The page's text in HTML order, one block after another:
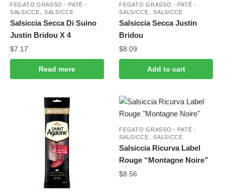
FEGATO GRASSO - PATÉ -
SALSICCE,SALSICCE
Salsiccia Secca Di Suino
Justin Bridou X 4
$7.17
Read more
FEGATO GRASSO - PATÉ -
SALSICCE,SALSICCE
Salsiccia Secca Justin
Bridou
$8.09
Add to cart
FEGATO GRASSO - PATÉ -
SALSICCE,SALSICCE
Salsiccia Ricurva Label
Rouge “Montagne Noire”
$8.56